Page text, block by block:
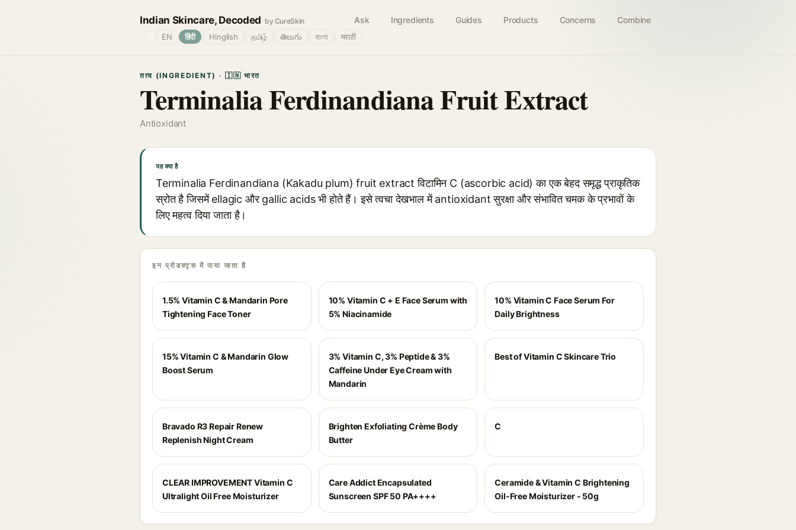
Indian Skincare, Decoded by CureSkin Ask Ingredients Guides Products Concerns Combine
EN हिंदी Hinglish தமிழ் తెలుగు বাংলা मराठी
तत्व (INGREDIENT) · 🇮🇳 भारत
Terminalia Ferdinandiana Fruit Extract
Antioxidant
यह क्या है
Terminalia Ferdinandiana (Kakadu plum) fruit extract विटामिन C (ascorbic acid) का एक बेहद समृद्ध प्राकृतिक
स्रोत है जिसमें ellagic और gallic acids भी होते हैं। इसे त्वचा देखभाल में antioxidant सुरक्षा और संभावित चमक के प्रभावों के
लिए महत्व दिया जाता है।
इन प्रोडक्ट्स में पाया जाता है
1.5% Vitamin C & Mandarin Pore
Tightening Face Toner
10% Vitamin C + E Face Serum with
5% Niacinamide
10% Vitamin C Face Serum For
Daily Brightness
15% Vitamin C & Mandarin Glow
Boost Serum
3% Vitamin C, 3% Peptide & 3%
Caffeine Under Eye Cream with
Mandarin
Best of Vitamin C Skincare Trio
Bravado R3 Repair Renew
Replenish Night Cream
Brighten Exfoliating Crème Body
Butter
C
CLEAR IMPROVEMENT Vitamin C
Ultralight Oil Free Moisturizer
Care Addict Encapsulated
Sunscreen SPF 50 PA++++
Ceramide & Vitamin C Brightening
Oil-Free Moisturizer - 50g